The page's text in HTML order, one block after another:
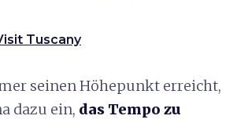
Tuscany
seinen Höhepunkt erreicht,
dazu ein, das Tempo zu